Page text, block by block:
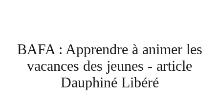
BAFA : Apprendre à animer les
vacances des jeunes - article
Dauphiné Libéré